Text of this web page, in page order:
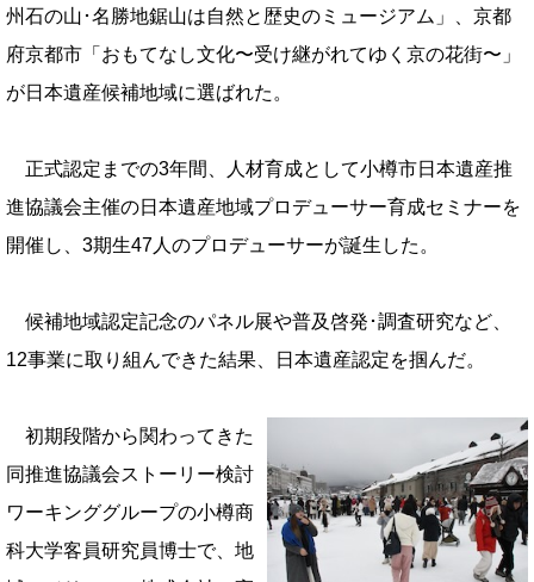
州石の山･名勝地鋸山は自然と歴史のミュージアム」、京都
府京都市「おもてなし文化〜受け継がれてゆく京の花街〜」
が日本遺産候補地域に選ばれた。
正式認定までの3年間、人材育成として小樽市日本遺産推
進協議会主催の日本遺産地域プロデューサー育成セミナーを
開催し、3期生47人のプロデューサーが誕生した。
候補地域認定記念のパネル展や普及啓発･調査研究など、
12事業に取り組んできた結果、日本遺産認定を掴んだ。
初期段階から関わってきた
同推進協議会ストーリー検討
ワーキンググループの小樽商
科大学客員研究員博士で、地